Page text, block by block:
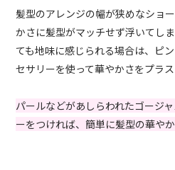
髪型のアレンジの幅が狭めなショ
かさに髪型がマッチせず浮いてし
ても地味に感じられる場合は、ピ
セサリーを使って華やかさをプラス
パールなどがあしらわれたゴージ
ーをつければ、簡単に髪型の華や